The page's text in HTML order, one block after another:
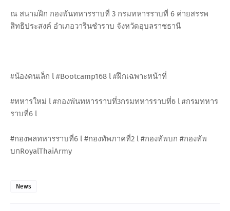
ณ สนามฝึก กองพันทหารราบที่ 3 กรมทหารราบที่ 6 ค่ายสรรพ
สิทธิประสงค์ อำเภอวารินชำราบ จังหวัดอุบลราชธานี
#น้องคนเล็ก l #Bootcamp168 l #ฝึกเฉพาะหน้าที่
#ทหารใหม่ l #กองพันทหารราบที่3กรมทหารราบที่6 l #กรมทหาร
ราบที่6 l
#กองพลทหารราบที่6 l #กองทัพภาคที่2 l #กองทัพบก #กองทัพ
บกRoyalThaiArmy
News